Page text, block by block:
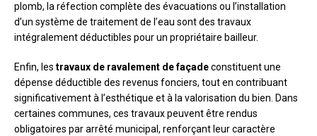
plomb, la réfection complète des évacuations ou l’installation
d’un système de traitement de l’eau sont des travaux
intégralement déductibles pour un propriétaire bailleur.
Enfin, les travaux de ravalement de façadeconstituent une
dépense déductible des revenus fonciers, tout en contribuant
significativement à l’esthétique et à la valorisation du bien. Dans
certaines communes, ces travaux peuvent être rendus
obligatoires par arrêté municipal, renforçant leur caractère